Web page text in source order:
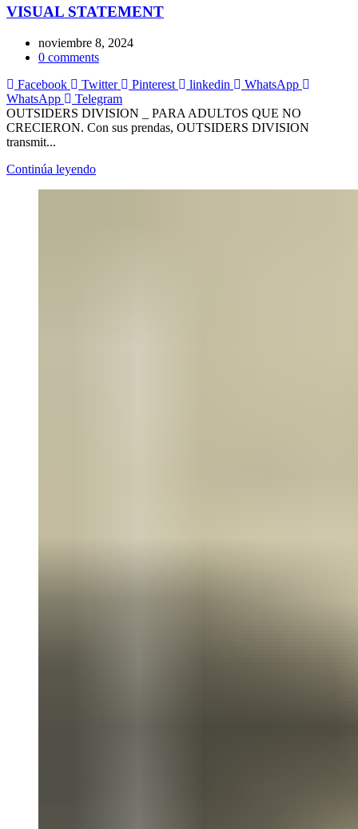
VISUAL STATEMENT
noviembre 8, 2024
0 comments
Facebook
Twitter Pinterest linkedin
WhatsApp
WhatsApp
Telegram
OUTSIDERS DIVISION _ PARA ADULTOS QUE NO
CRECIERON. Con sus prendas, OUTSIDERS DIVISION
transmit...
Continúa leyendo